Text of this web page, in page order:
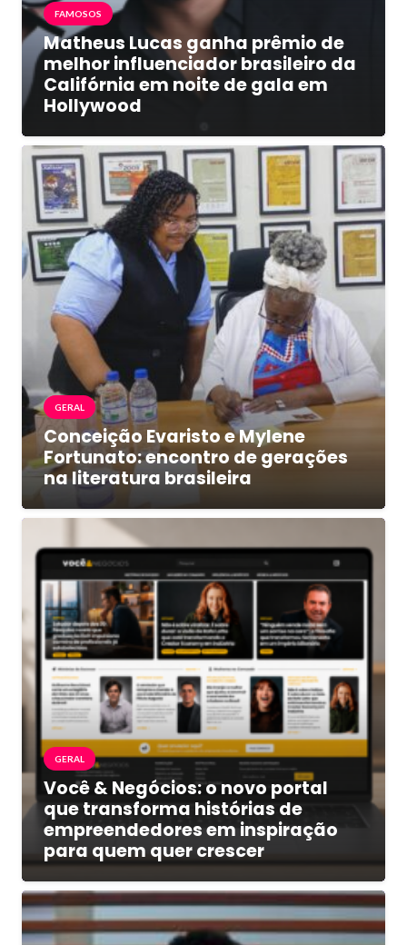
FAMOSOS
Matheus Lucas ganha prêmio de
melhor influenciador brasileiro da
Califórnia em noite de gala em
Hollywood
GERAL
Conceição Evaristo e Mylene
Fortunato: encontro de gerações
na literatura brasileira
GERAL
Você & Negócios: o novo portal
que transforma histórias de
empreendedores em inspiração
para quem quer crescer